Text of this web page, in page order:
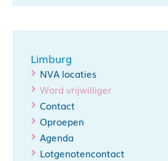
Limburg
NVA locaties
Word vrijwilliger
Contact
Oproepen
Agenda
Lotgenotencontact